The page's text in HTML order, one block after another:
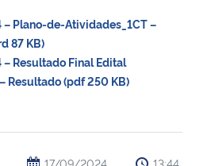
Plano-de-Atividades_1CT –
87 KB)
Resultado Final Edital
Resultado (pdf 250 KB)
17/09/2024 13:44